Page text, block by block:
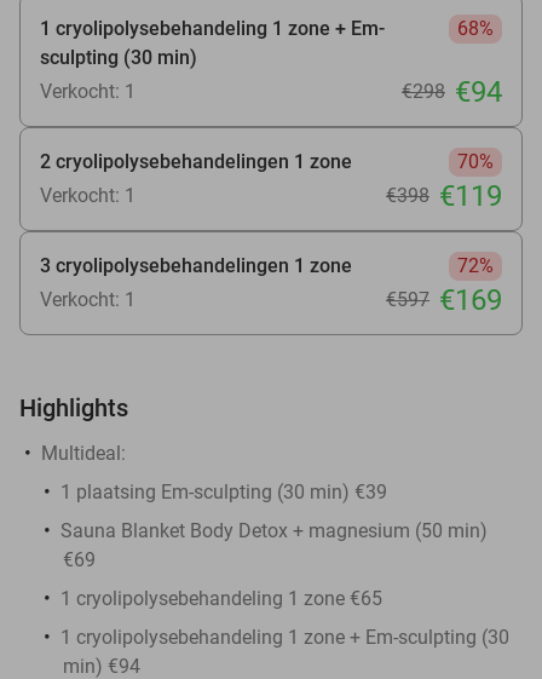
1 cryolipolysebehandeling 1 zone + Em-
sculpting (30 min)
68%
Verkocht: 1 €298 €94
2 cryolipolysebehandelingen 1 zone
70%
Verkocht: 1
€398 €119
3 cryolipolysebehandelingen 1 zone
72%
Verkocht: 1
€597 €169
Highlights
Multideal:
1 plaatsing Em-sculpting (30 min) €39
Sauna Blanket Body Detox + magnesium (50 min)
€69
1 cryolipolysebehandeling 1 zone €65
1 cryolipolysebehandeling 1 zone + Em-sculpting (30
min) €94